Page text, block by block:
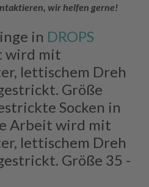
wir helfen gerne!
in DROPS
wird mit
lettischem Dreh
Größe
Socken in
Arbeit wird mit
lettischem Dreh
Größe 35 -